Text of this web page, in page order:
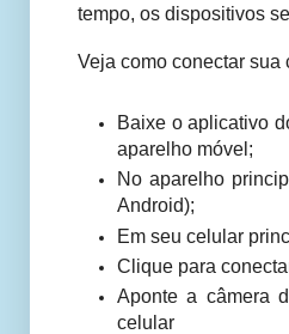
tempo, os dispositivos
Veja como conectar sua
Baixe o aplicativo
aparelho móvel;
No aparelho
Android);
Em seu celular
Clique para
Aponte a câmera
celular